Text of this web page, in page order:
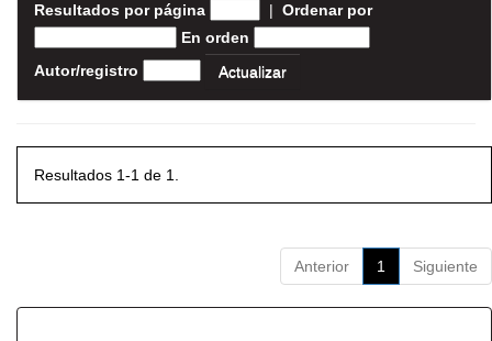
Resultados por página | Ordenar por
En orden
Autor/registro
Resultados 1-1 de 1.
Anterior 1 Siguiente